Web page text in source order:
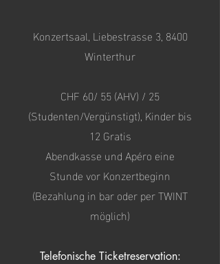
Konzertsaal, Liebestrasse 3, 8400
Winterthur
CHF 60/ 55 (AHV) / 25
(Studenten/Vergünstigt), Kinder bis
12 Gratis
Abendkasse und Apéro eine
Stunde vor Konzertbeginn
(Bezahlung in bar oder per TWINT
möglich)
Telefonische Ticketreservation: